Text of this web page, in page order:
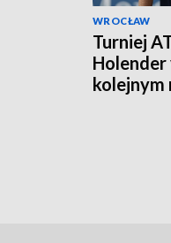
WROCŁAW
Turniej
Holender
kolejnym